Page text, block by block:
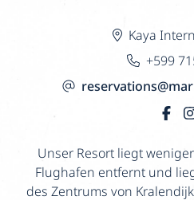
Kaya
+599
Unser Resort liegt
Flughafen entfernt und
des Zentrums von